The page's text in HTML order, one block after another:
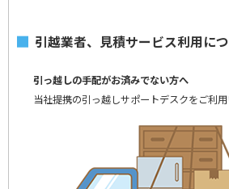
引越業者、見積サービス利用に
引っ越しの手配がお済みでない方へ
当社提携の引っ越しサポートデスクをご利用